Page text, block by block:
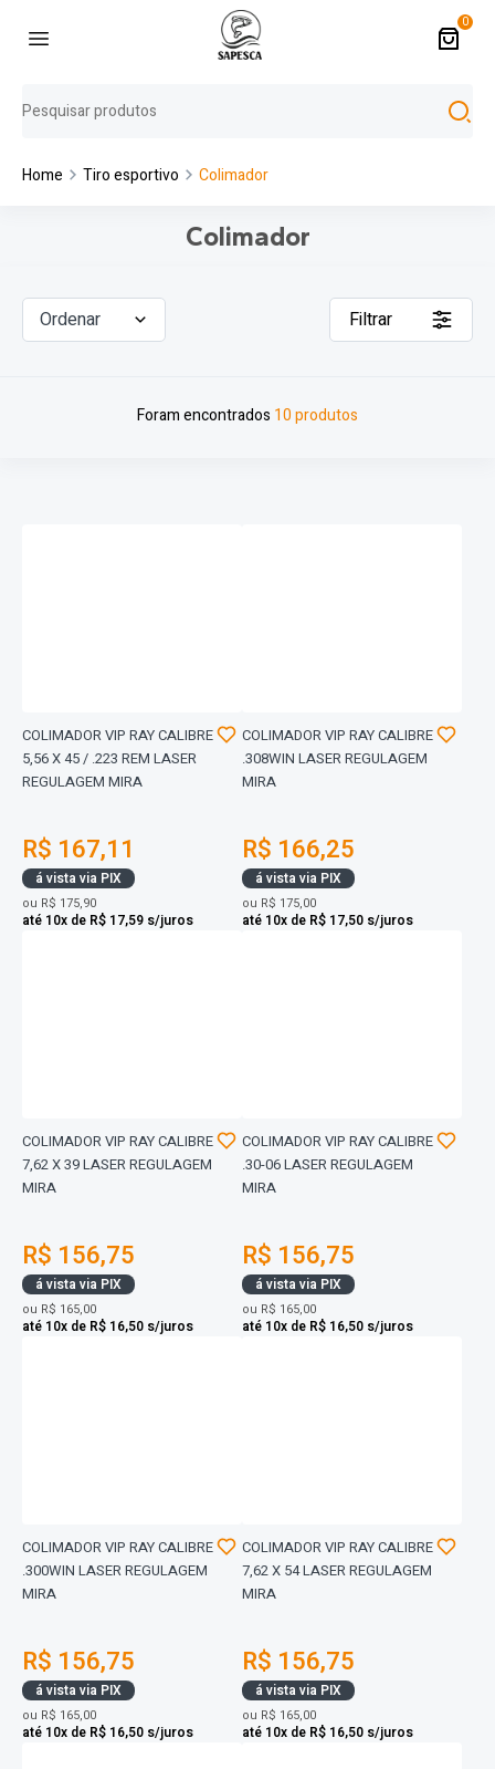
0
Home Tiro esportivo Colimador
Colimador
Foram encontrados 10 produtos
Filtrar
Ordenar
COLIMADOR VIP RAY CALIBRE
5,56 X 45 / .223 REM LASER
REGULAGEM MIRA
R$ 167,11
á vista via PIX
ou R$ 175,90
até 10x de R$ 17,59 s/juros
COLIMADOR VIP RAY CALIBRE
.308WIN LASER REGULAGEM
MIRA
R$ 166,25
á vista via PIX
ou R$ 175,00
até 10x de R$ 17,50 s/juros
COLIMADOR VIP RAY CALIBRE
7,62 X 39 LASER REGULAGEM
MIRA
R$ 156,75
á vista via PIX
ou R$ 165,00
até 10x de R$ 16,50 s/juros
COLIMADOR VIP RAY CALIBRE
.30-06 LASER REGULAGEM
MIRA
R$ 156,75
á vista via PIX
ou R$ 165,00
até 10x de R$ 16,50 s/juros
COLIMADOR VIP RAY CALIBRE
.300WIN LASER REGULAGEM
MIRA
R$ 156,75
á vista via PIX
ou R$ 165,00
até 10x de R$ 16,50 s/juros
COLIMADOR VIP RAY CALIBRE
7,62 X 54 LASER REGULAGEM
MIRA
R$ 156,75
á vista via PIX
ou R$ 165,00
até 10x de R$ 16,50 s/juros